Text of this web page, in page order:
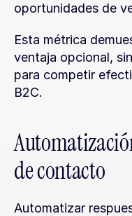
oportunidades de
Esta métrica
ventaja opcional,
para competir
B2C.
de contacto
Automatizar